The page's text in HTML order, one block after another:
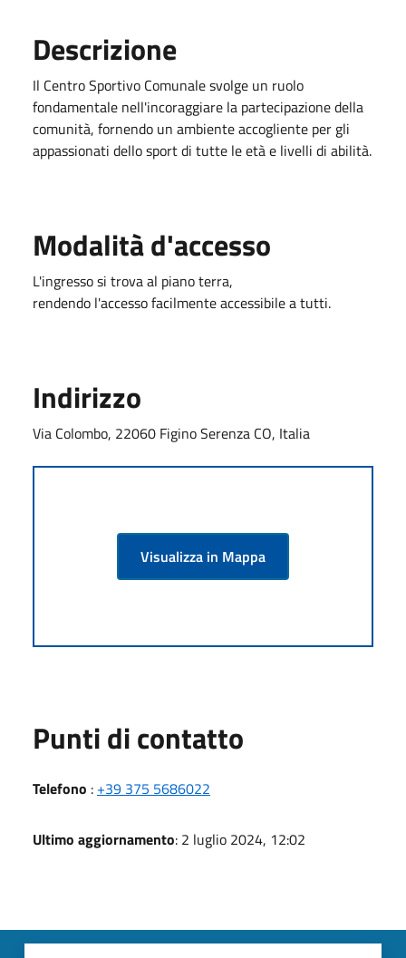
Descrizione
Il Centro Sportivo Comunale svolge un ruolo
fondamentale nell'incoraggiare la partecipazione della
comunità, fornendo un ambiente accogliente per gli
appassionati dello sport di tutte le età e livelli di abilità.
Modalità d'accesso
L'ingresso si trova al piano terra,
rendendo l'accesso facilmente accessibile a tutti.
Indirizzo
Via Colombo, 22060 Figino Serenza CO, Italia
Visualizza in Mappa
Punti di contatto
Telefono : +39 375 5686022
Ultimo aggiornamento: 2 luglio 2024, 12:02